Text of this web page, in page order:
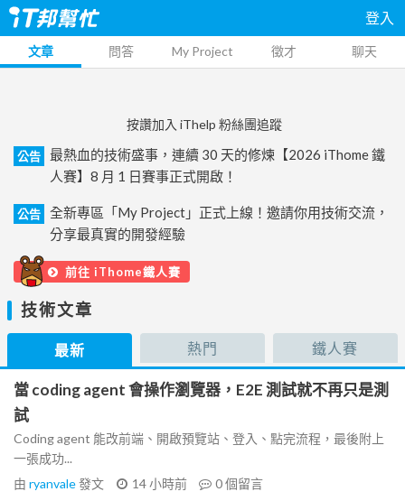
登入
文章 問答 My Project 徵才 聊天
按讚加入 iThelp 粉絲團追蹤
公告
最熱血的技術盛事，連續 30 天的修煉【2026 iThome 鐵
人賽】8 月 1 日賽事正式開啟！
公告
全新專區「My Project」正式上線！邀請你用技術交流，
分享最真實的開發經驗
前往 iThome鐵人賽
技術文章
最新 熱門 鐵人賽
當 coding agent 會操作瀏覽器，E2E 測試就不再只是測
試
Coding agent 能改前端、開啟預覽站、登入、點完流程，最後附上
一張成功...
由 ryanvale發文 14 小時前 0個留言